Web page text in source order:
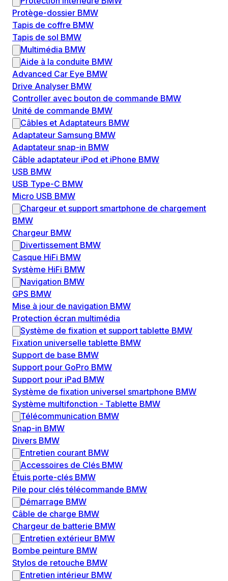
Protège-dossier BMW
Tapis de coffre BMW
Tapis de sol BMW
Multimédia BMW
Aide à la conduite BMW
Advanced Car Eye BMW
Drive Analyser BMW
Controller avec bouton de commande BMW
Unité de commande BMW
Câbles et Adaptateurs BMW
Adaptateur Samsung BMW
Adaptateur snap-in BMW
Câble adaptateur iPod et iPhone BMW
USB BMW
USB Type-C BMW
Micro USB BMW
Chargeur et support smartphone de chargement
BMW
Chargeur BMW
Divertissement BMW
Casque HiFi BMW
Système HiFi BMW
Navigation BMW
GPS BMW
Mise à jour de navigation BMW
Protection écran multimédia
Système de fixation et support tablette BMW
Fixation universelle tablette BMW
Support de base BMW
Support pour GoPro BMW
Support pour iPad BMW
Système de fixation universel smartphone BMW
Système multifonction - Tablette BMW
Télécommunication BMW
Snap-in BMW
Divers BMW
Entretien courant BMW
Accessoires de Clés BMW
Étuis porte-clés BMW
Pile pour clés télécommande BMW
Démarrage BMW
Câble de charge BMW
Chargeur de batterie BMW
Entretien extérieur BMW
Bombe peinture BMW
Stylos de retouche BMW
Entretien intérieur BMW